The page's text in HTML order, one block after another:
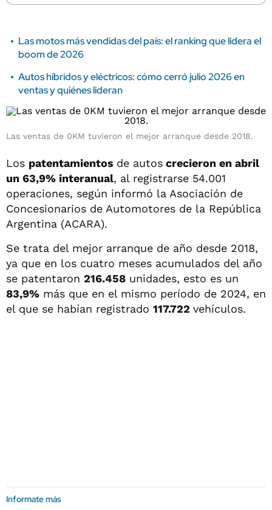
Las motos más vendidas del país: el ranking que lidera el
boom de 2026
Autos híbridos y eléctricos: cómo cerró julio 2026 en
ventas y quiénes lideran
Las ventas de 0KM tuvieron el mejor arranque desde 2018.
Los patentamientos de autos crecieron en abril
un 63,9% interanual, al registrarse 54.001
operaciones, según informó la Asociación de
Concesionarios de Automotores de la República
Argentina (ACARA).
Se trata del mejor arranque de año desde 2018,
ya que en los cuatro meses acumulados del año
se patentaron 216.458 unidades, esto es un
83,9% más que en el mismo período de 2024, en
el que se habían registrado 117.722 vehículos.
Informate más